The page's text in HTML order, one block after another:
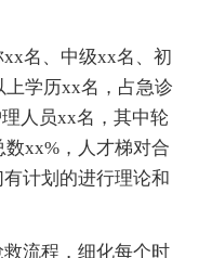
名、中级xx名、初
学历xx名，占急诊
人员xx名，其中轮
xx%，人才梯对合
计划的进行理论和
流程，细化每个时